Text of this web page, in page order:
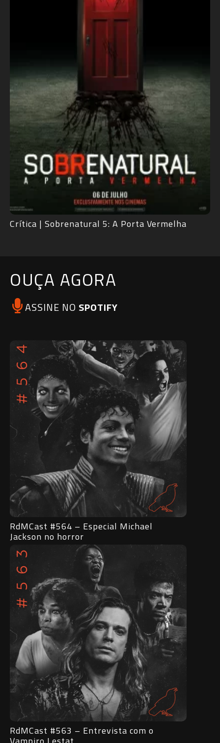
Crítica | Sobrenatural 5: A Porta Vermelha
OUÇA AGORA
ASSINE NO SPOTIFY
RdMCast #564 – Especial Michael
Jackson no horror
RdMCast #563 – Entrevista com o